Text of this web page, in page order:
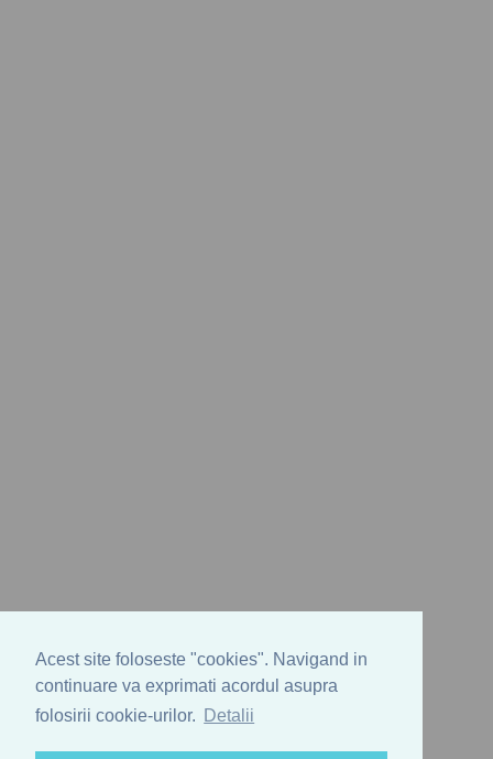
Acest site foloseste "cookies". Navigand in
continuare va exprimati acordul asupra
folosirii cookie-urilor.
Detalii